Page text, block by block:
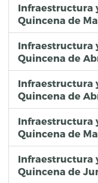
Infraestructura
Quincena de
Infraestructura
Quincena de
Infraestructura
Quincena de
Infraestructura
Quincena de
Infraestructura
Quincena de